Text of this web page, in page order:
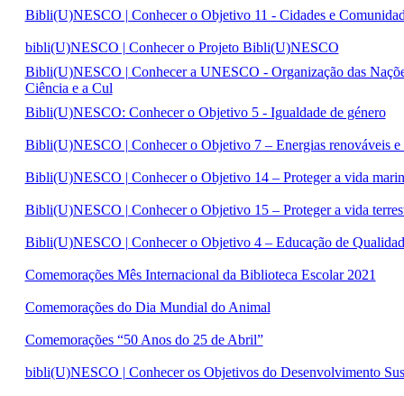
Bibli(U)NESCO | Conhecer o Objetivo 11 - Cidades e
bibli(U)NESCO | Conhecer o Projeto Bibli(U)NESCO
Bibli(U)NESCO | Conhecer a UNESCO - Organização das
Ciência e a Cul
Bibli(U)NESCO: Conhecer o Objetivo 5 - Igualdade de género
Bibli(U)NESCO | Conhecer o Objetivo 7 – Energias renováveis e
Bibli(U)NESCO | Conhecer o Objetivo 14 – Proteger a vida
Bibli(U)NESCO | Conhecer o Objetivo 15 – Proteger a vida
Bibli(U)NESCO | Conhecer o Objetivo 4 – Educação de
Comemorações Mês Internacional da Biblioteca Escolar 2021
Comemorações do Dia Mundial do Animal
Comemorações “50 Anos do 25 de Abril”
bibli(U)NESCO | Conhecer os Objetivos do Desenvolvimento